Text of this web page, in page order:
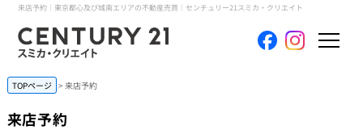
来店予約｜東京都心及び城南エリアの不動産売買｜センチュリー21スミカ・クリエイト
TOPページ 来店予約
来店予約